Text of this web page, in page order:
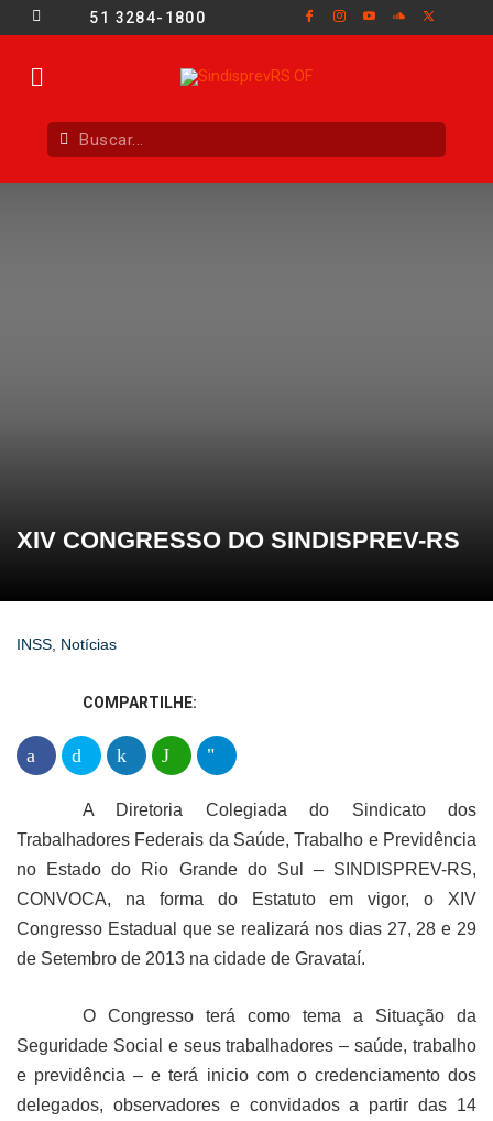
51 3284-1800
XIV CONGRESSO DO SINDISPREV-RS
INSS, Notícias
COMPARTILHE:
A Diretoria Colegiada do Sindicato dos
Trabalhadores Federais da Saúde, Trabalho e Previdência
no Estado do Rio Grande do Sul – SINDISPREV-RS,
CONVOCA, na forma do Estatuto em vigor, o XIV
Congresso Estadual que se realizará nos dias 27, 28 e 29
de Setembro de 2013 na cidade de Gravataí.
O Congresso terá como tema a Situação da
Seguridade Social e seus trabalhadores – saúde, trabalho
e previdência – e terá inicio com o credenciamento dos
delegados, observadores e convidados a partir das 14